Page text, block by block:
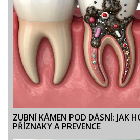
ZUBNÍ KÁMEN POD DÁSNÍ: JAK
PŘÍZNAKY A PREVENCE